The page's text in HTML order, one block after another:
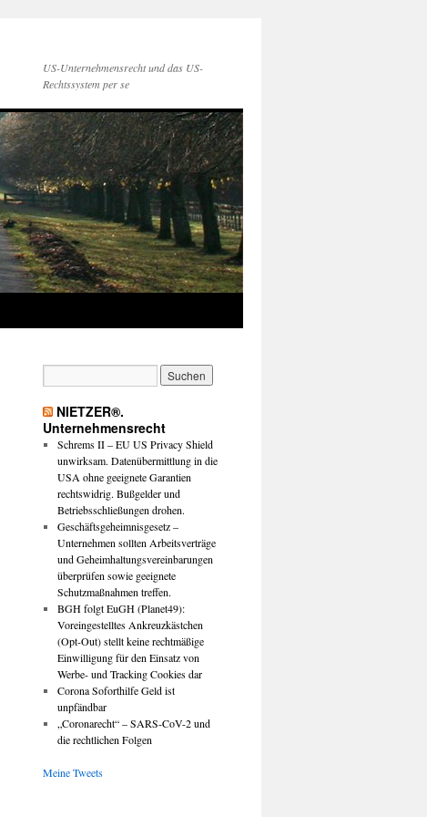
US-Unternehmensrecht und das US-
Rechtssystem per se
NIETZER®.
Unternehmensrecht
Schrems II – EU US Privacy Shield
unwirksam. Datenübermittlung in die
USA ohne geeignete Garantien
rechtswidrig. Bußgelder und
Betriebsschließungen drohen.
Geschäftsgeheimnisgesetz –
Unternehmen sollten Arbeitsverträge
und Geheimhaltungsvereinbarungen
überprüfen sowie geeignete
Schutzmaßnahmen treffen.
BGH folgt EuGH (Planet49):
Voreingestelltes Ankreuzkästchen
(Opt-Out) stellt keine rechtmäßige
Einwilligung für den Einsatz von
Werbe- und Tracking Cookies dar
Corona Soforthilfe Geld ist
unpfändbar
„Coronarecht“ – SARS-CoV-2 und
die rechtlichen Folgen
Meine Tweets